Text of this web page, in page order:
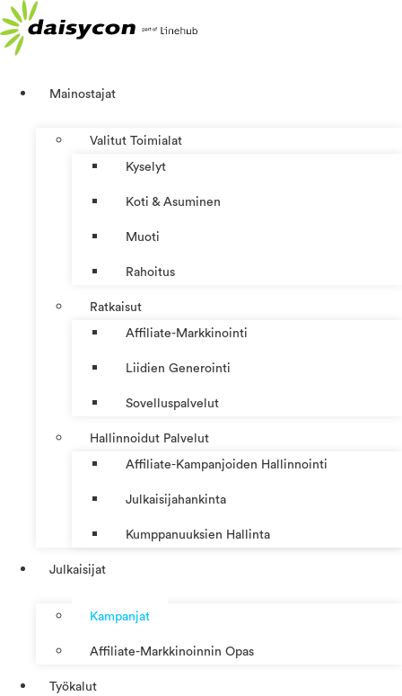
Mene
sisältöön
Mainostajat
Valitut Toimialat
Kyselyt
Koti & Asuminen
Muoti
Rahoitus
Ratkaisut
Affiliate-Markkinointi
Liidien Generointi
Sovelluspalvelut
Hallinnoidut Palvelut
Affiliate-Kampanjoiden Hallinnointi
Julkaisijahankinta
Kumppanuuksien Hallinta
Julkaisijat
Kampanjat
Affiliate-Markkinoinnin Opas
Työkalut